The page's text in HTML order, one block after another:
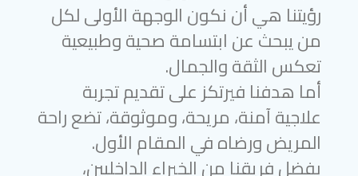
رؤيتنا هي أن نكون الوجهة الأولى لكل
من يبحث عن ابتسامة صحية وطبيعية
تعكس الثقة والجمال.
أما هدفنا فيرتكز على تقديم تجربة
علاجية آمنة، مريحة، وموثوقة، تضع راحة
المريض ورضاه في المقام الأول.
بفضل فريقنا من الخبراء الداخليين،